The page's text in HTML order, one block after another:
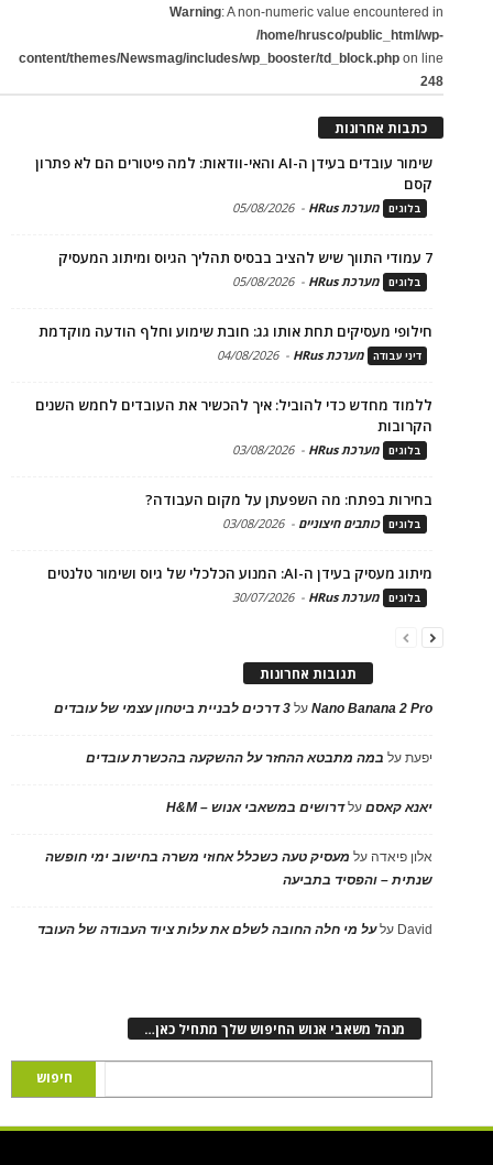
Warning: A non-numeric value encountered in
/home/hrusco/public_html/wp-
content/themes/Newsmag/includes/wp_booster/td_block.php on line
248
כתבות אחרונות
שימור עובדים בעידן ה-AI והאי-וודאות: למה פיטורים הם לא פתרון
קסם
בלוגים מערכת HRus -
05/08/2026
7 עמודי התווך שיש להציב בבסיס תהליך הגיוס ומיתוג המעסיק
בלוגים מערכת HRus -
05/08/2026
חילופי מעסיקים תחת אותו גג: חובת שימוע וחלף הודעה מוקדמת
דיני עבודה מערכת HRus -
04/08/2026
ללמוד מחדש כדי להוביל: איך להכשיר את העובדים לחמש השנים
הקרובות
בלוגים מערכת HRus -
03/08/2026
בחירות בפתח: מה השפעתן על מקום העבודה?
בלוגים כותבים חיצוניים -
03/08/2026
מיתוג מעסיק בעידן ה-AI: המנוע הכלכלי של גיוס ושימור טלנטים
בלוגים מערכת HRus -
30/07/2026
תגובות אחרונות
Nano Banana 2 Proעל 3 דרכים לבניית ביטחון עצמי של עובדים
יפעתעל במה מתבטא ההחזר על ההשקעה בהכשרת עובדים
יאנא קאסםעלדרושים במשאבי אנוש – H&M
אלון פיאדה על מעסיק טעה כשכלל אחוזי משרה בחישוב ימי חופשה
שנתית – והפסיד בתביעה
David עלעל מי חלה החובה לשלם את עלות ציוד העבודה של העובד
מנהל משאבי אנוש החיפוש שלך מתחיל כאן…